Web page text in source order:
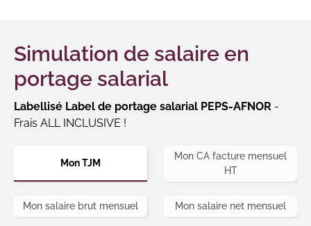
Simulation de salaire en
portage salarial
Labellisé Label de portage salarial PEPS-AFNOR -
Frais ALL INCLUSIVE !
Mon TJM
Mon CA facture mensuel
HT
Mon salaire brut mensuel Mon salaire net mensuel